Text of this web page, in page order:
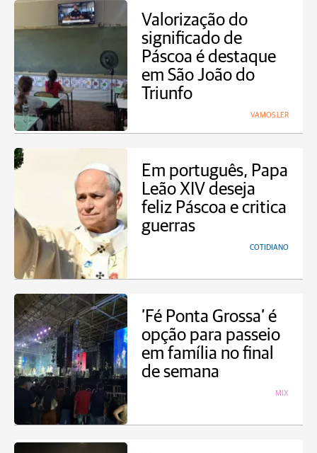
Valorização do
significado de
Páscoa é destaque
em São João do
Triunfo
VAMOS LER
Em português, Papa
Leão XIV deseja
feliz Páscoa e critica
guerras
COTIDIANO
’Fé Ponta Grossa’ é
opção para passeio
em família no final
de semana
MIX